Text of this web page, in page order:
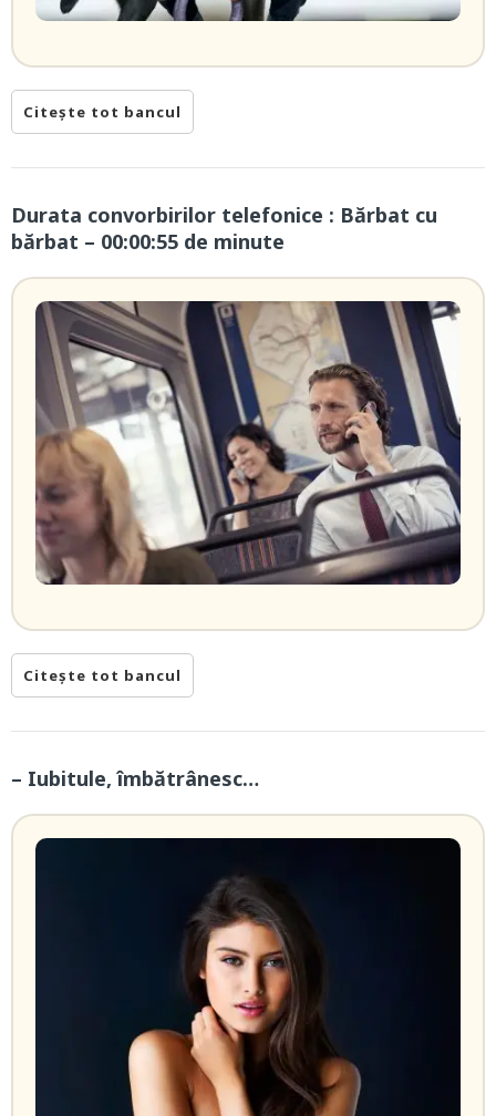
Citește tot bancul
Durata convorbirilor telefonice : Bărbat cu
bărbat – 00:00:55 de minute
Citește tot bancul
– Iubitule, îmbătrânesc…